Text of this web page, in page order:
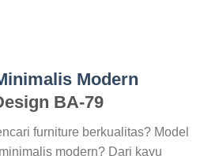
Modern
BA-79
furniture berkualitas? Model
modern? Dari kayu